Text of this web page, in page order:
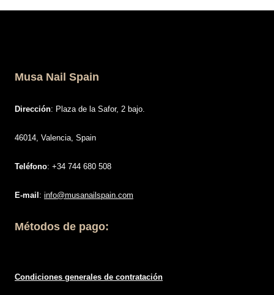
Musa Nail Spain
Dirección: Plaza de la Safor, 2 bajo.
46014, Valencia, Spain
Teléfono: +34 744 680 508
E-mail : info@musanailspain.com
Métodos de pago:
Condiciones generales de contratación